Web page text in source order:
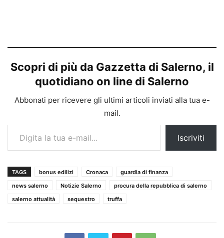
Scopri di più da Gazzetta di Salerno, il
quotidiano on line di Salerno
Abbonati per ricevere gli ultimi articoli inviati alla tua e-
mail.
Digita la tua e-mail...
Iscriviti
TAGS bonus edilizi Cronaca
guardia di finanza
news salerno
Notizie Salerno
procura della repubblica di salerno
salerno attualità
sequestro truffa